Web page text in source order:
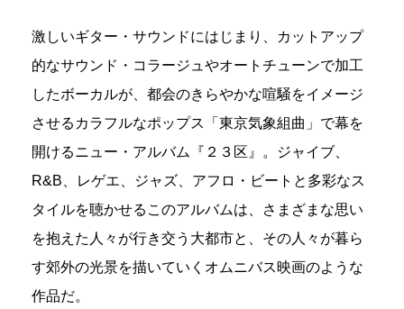
激しいギター・サウンドにはじまり、カットアップ
的なサウンド・コラージュやオートチューンで加工
したボーカルが、都会のきらやかな喧騒をイメージ
させるカラフルなポップス「東京気象組曲」で幕を
開けるニュー・アルバム『２３区』。ジャイブ、
R&B、レゲエ、ジャズ、アフロ・ビートと多彩なス
タイルを聴かせるこのアルバムは、さまざまな思い
を抱えた人々が行き交う大都市と、その人々が暮ら
す郊外の光景を描いていくオムニバス映画のような
作品だ。